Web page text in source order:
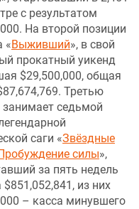
с результатом
На второй позиции
«Выживший», в свой
прокатный уикенд
$29,500,000, общая
Третью
занимает седьмой
саги «Звёздные
силы»,
за пять недель
$851,052,841, из них
– касса минувшего